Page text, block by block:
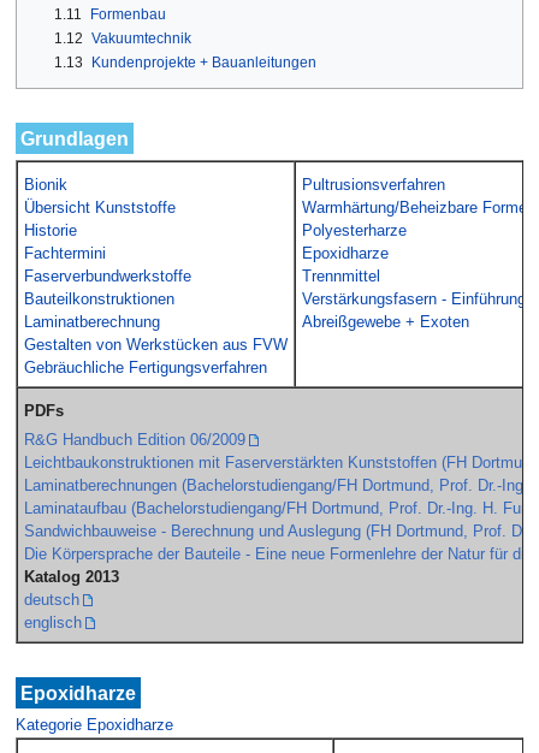
1.11
Formenbau
1.12 Vakuumtechnik
1.13
Kundenprojekte + Bauanleitungen
Grundlagen
Bionik
Übersicht Kunststoffe
Historie
Fachtermini
Faserverbundwerkstoffe
Bauteilkonstruktionen
Laminatberechnung
Gestalten von Werkstücken aus FVW
Gebräuchliche Fertigungsverfahren
Pultrusionsverfahren
Warmhärtung/Beheizbare Formen
Polyesterharze
Epoxidharze
Trennmittel
Verstärkungsfasern - Einführung
Abreißgewebe + Exoten
PDFs
R&G Handbuch Edition 06/2009
Leichtbaukonstruktionen mit Faserverstärkten Kunststoffen (FH
Laminatberechnungen (Bachelorstudiengang/FH Dortmund, Prof. Dr.-Ing.
Laminataufbau (Bachelorstudiengang/FH Dortmund, Prof. Dr.-Ing. H.
Sandwichbauweise - Berechnung und Auslegung (FH Dortmund, Prof.
Die Körpersprache der Bauteile - Eine neue Formenlehre der Natur für
Katalog 2013
deutsch
englisch
Epoxidharze
Kategorie Epoxidharze